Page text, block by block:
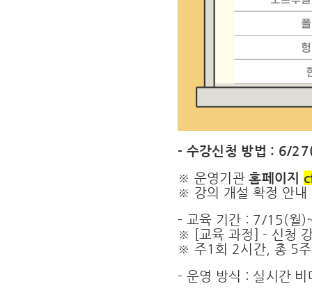
- 수강신청 방법 : 6/
※ 운영기관홈페이지
※ 강의 개설 확정 안
- 교육 기간 : 7/15(월
※ [교육 과정] - 신청
※ 주1회 2시간, 총 5
- 운영 방식 : 실시간